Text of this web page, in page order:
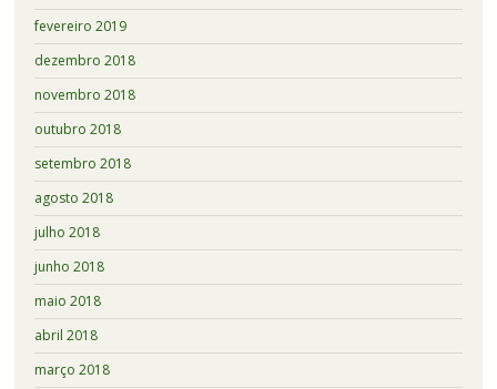
fevereiro 2019
dezembro 2018
novembro 2018
outubro 2018
setembro 2018
agosto 2018
julho 2018
junho 2018
maio 2018
abril 2018
março 2018